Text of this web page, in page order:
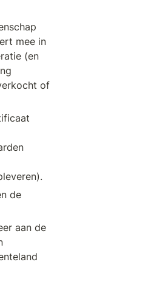
mee in
(en
of
de
aan de